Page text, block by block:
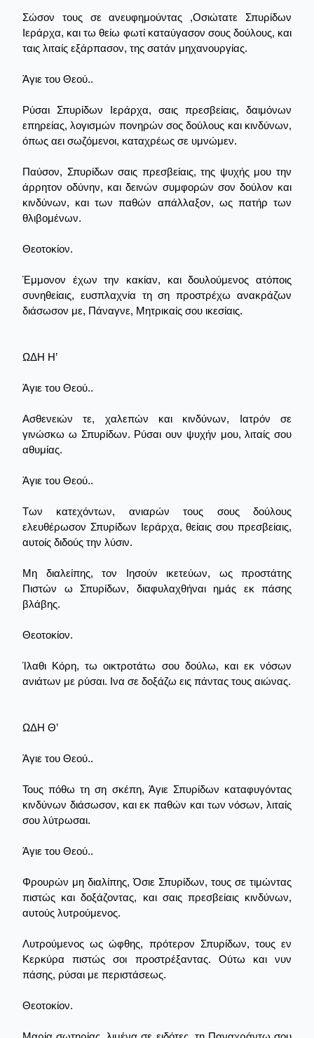
Σώσον τους σε ανευφημούντας ,Οσιώτατε Σπυρίδων
Ιεράρχα, και τω θείω φωτί καταύγασον σους δούλους, και
ταις λιταίς εξάρπασον, της σατάν μηχανουργίας.
Άγιε του Θεού..
Ρύσαι Σπυρίδων Ιεράρχα, σαις πρεσβείαις, δαιμόνων
επηρείας, λογισμών πονηρών σος δούλους και κινδύνων,
όπως αει σωζόμενοι, καταχρέως σε υμνώμεν.
Παύσον, Σπυρίδων σαις πρεσβείαις, της ψυχής μου την
άρρητον οδύνην, και δεινών συμφορών σον δούλον και
κινδύνων, και των παθών απάλλαξον, ως πατήρ των
θλιβομένων.
Θεοτοκίον.
Έμμονον έχων την κακίαν, και δουλούμενος ατόποις
συνηθείαις, ευσπλαχνία τη ση προστρέχω ανακράζων
διάσωσον με, Πάναγνε, Μητρικαίς σου ικεσίαις.
ΩΔΗ Η’
Άγιε του Θεού..
Ασθενειών τε, χαλεπών και κινδύνων, Ιατρόν σε
γινώσκω ω Σπυρίδων. Ρύσαι ουν ψυχήν μου, λιταίς σου
αθυμίας.
Άγιε του Θεού..
Των κατεχόντων, ανιαρών τους σους δούλους
ελευθέρωσον Σπυρίδων Ιεράρχα, θείαις σου πρεσβείαις,
αυτοίς διδούς την λύσιν.
Μη διαλείπης, τον Ιησούν ικετεύων, ως προστάτης
Πιστών ω Σπυρίδων, διαφυλαχθήναι ημάς εκ πάσης
βλάβης.
Θεοτοκίον.
Ίλαθι Κόρη, τω οικτροτάτω σου δούλω, και εκ νόσων
ανιάτων με ρύσαι. Ινα σε δοξάζω εις πάντας τους αιώνας.
ΩΔΗ Θ’
Άγιε του Θεού..
Τους πόθω τη ση σκέπη, Άγιε Σπυρίδων καταφυγόντας
κινδύνων διάσωσον, και εκ παθών και των νόσων, λιταίς
σου λύτρωσαι.
Άγιε του Θεού..
Φρουρών μη διαλίπης, Όσιε Σπυρίδων, τους σε τιμώντας
πιστώς και δοξάζοντας, και σαις πρεσβείαις κινδύνων,
αυτούς λυτρούμενος.
Λυτρούμενος ως ώφθης, πρότερον Σπυρίδων, τους εν
Κερκύρα πιστώς σοι προστρέξαντας. Ούτω και νυν
πάσης, ρύσαι με περιστάσεως.
Θεοτοκίον.